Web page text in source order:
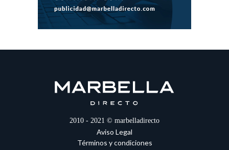
2010 - 2021 © marbelladirecto
Aviso Legal
Términos y condiciones